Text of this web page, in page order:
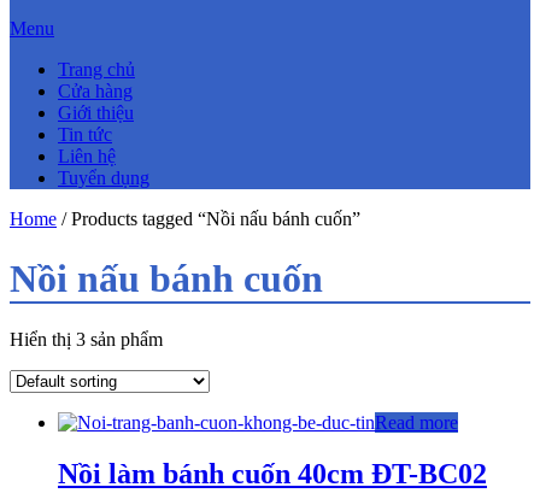
Menu
Trang chủ
Cửa hàng
Giới thiệu
Tin tức
Liên hệ
Tuyển dụng
Home / Products tagged “Nồi nấu bánh cuốn”
Nồi nấu bánh cuốn
Hiển thị 3 sản phẩm
Read more
Nồi làm bánh cuốn 40cm ĐT-BC02